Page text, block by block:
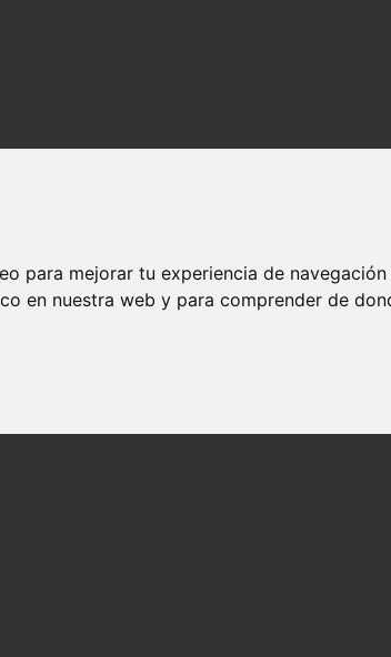
para mejorar tu experiencia de
en nuestra web y para comprender de